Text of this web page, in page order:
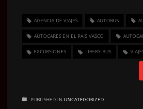
AGENCIA DE VIAJES AUTOBUS
AUTOCARES EN EL PAIS VASCO
EXCURSIONES LIBERY BUS
PUBLISHED IN UNCATEGORIZED